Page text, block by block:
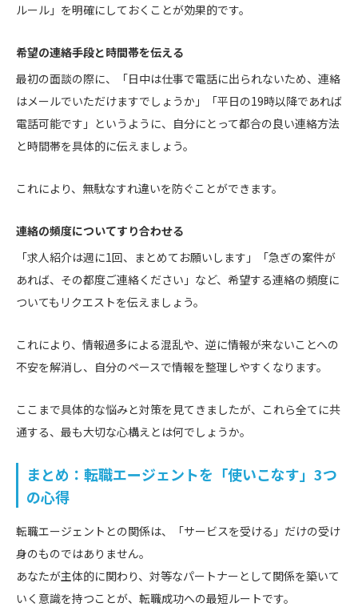
ルール」を明確にしておくことが効果的です。
希望の連絡手段と時間帯を伝える
最初の面談の際に、「日中は仕事で電話に出られないため、連絡
はメールでいただけますでしょうか」「平日の19時以降であれば
電話可能です」というように、自分にとって都合の良い連絡方法
と時間帯を具体的に伝えましょう。
これにより、無駄なすれ違いを防ぐことができます。
連絡の頻度についてすり合わせる
「求人紹介は週に1回、まとめてお願いします」「急ぎの案件が
あれば、その都度ご連絡ください」など、希望する連絡の頻度に
ついてもリクエストを伝えましょう。
これにより、情報過多による混乱や、逆に情報が来ないことへの
不安を解消し、自分のペースで情報を整理しやすくなります。
ここまで具体的な悩みと対策を見てきましたが、これら全てに共
通する、最も大切な心構えとは何でしょうか。
まとめ：転職エージェントを「使いこなす」3つ
の心得
転職エージェントとの関係は、「サービスを受ける」だけの受け
身のものではありません。
あなたが主体的に関わり、対等なパートナーとして関係を築いて
いく意識を持つことが、転職成功への最短ルートです。